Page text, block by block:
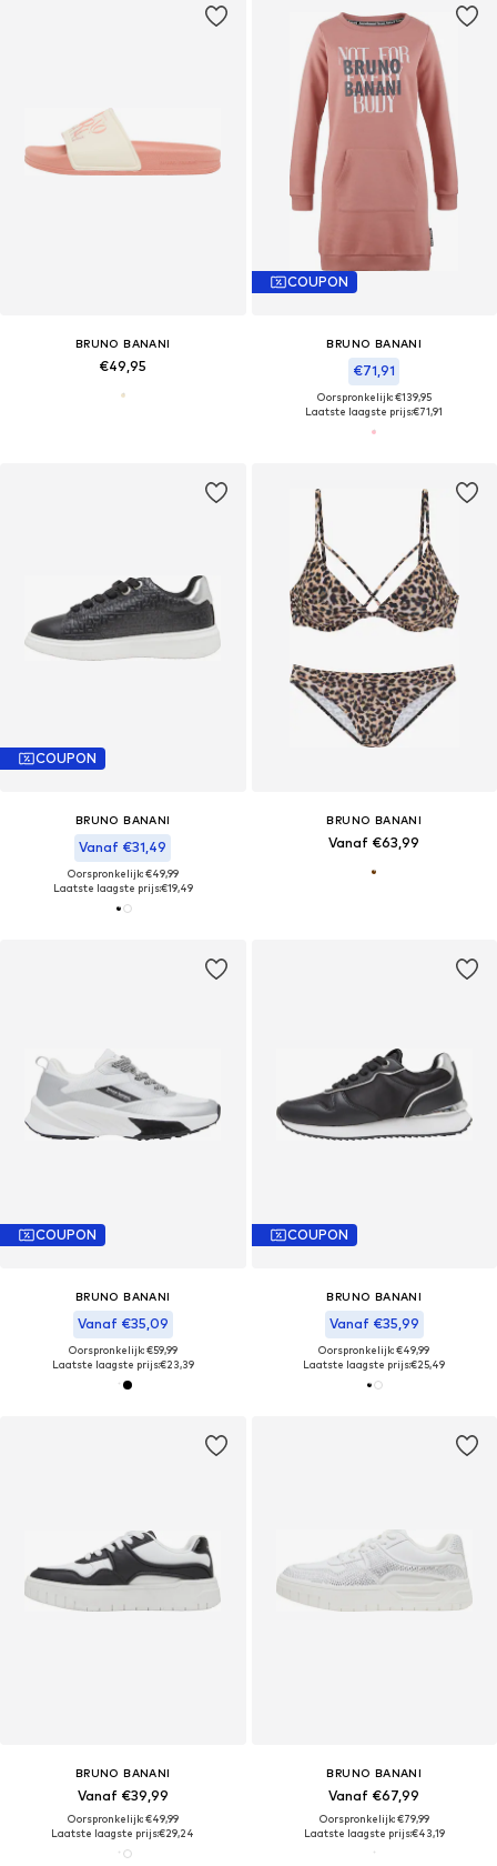
BRUNO BANANI
€49,95
COUPON
BRUNO BANANI
€71,91
Oorspronkelijk: €139,95
Laatste laagste prijs:€71,91
COUPON
BRUNO BANANI
Vanaf €31,49
Oorspronkelijk: €49,99
Laatste laagste prijs:€19,49
BRUNO BANANI
Vanaf €63,99
COUPON
BRUNO BANANI
Vanaf €35,09
Oorspronkelijk: €59,99
Laatste laagste prijs:€23,39
COUPON
BRUNO BANANI
Vanaf €35,99
Oorspronkelijk: €49,99
Laatste laagste prijs:€25,49
BRUNO BANANI
Vanaf €39,99
Oorspronkelijk: €49,99
Laatste laagste prijs:€29,24
BRUNO BANANI
Vanaf €67,99
Oorspronkelijk: €79,99
Laatste laagste prijs:€43,19